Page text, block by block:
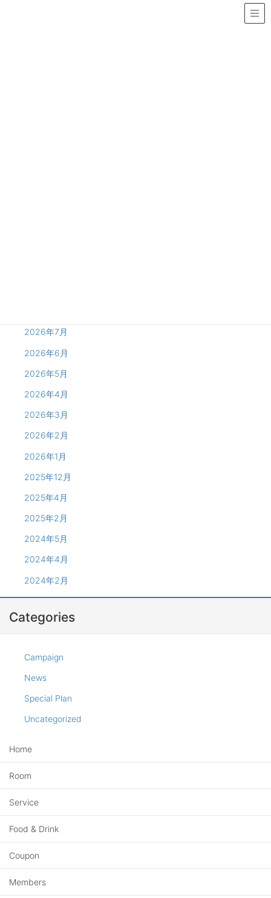
2026年7月
2026年6月
2026年5月
2026年4月
2026年3月
2026年2月
2026年1月
2025年12月
2025年4月
2025年2月
2024年5月
2024年4月
2024年2月
Categories
Campaign
News
Special Plan
Uncategorized
Home
Room
Service
Food & Drink
Coupon
Members